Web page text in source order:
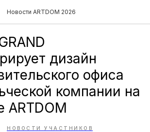
Новости ARTDOM 2026
дизайн
офиса
компании на
ARTDOM
НОВОСТИ УЧАСТНИКОВ